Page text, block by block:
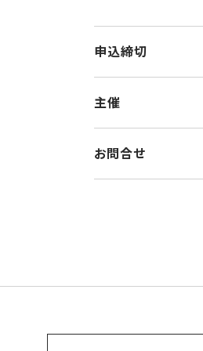
申込締切
主催
お問合せ